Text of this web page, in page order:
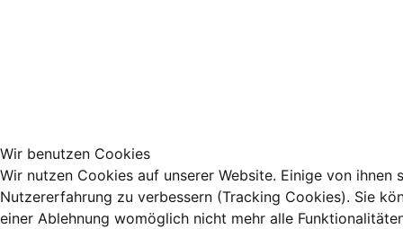
Wir benutzen Cookies
Wir nutzen Cookies auf unserer Website. Einige von
Nutzererfahrung zu verbessern (Tracking Cookies). Sie
einer Ablehnung womöglich nicht mehr alle